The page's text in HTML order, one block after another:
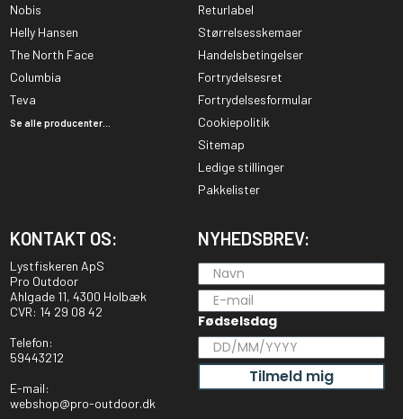
Nobis
Helly Hansen
The North Face
Columbia
Teva
Se alle producenter...
Returlabel
Størrelsesskemaer
Handelsbetingelser
Fortrydelsesret
Fortrydelsesformular
Cookiepolitik
Sitemap
Ledige stillinger
Pakkelister
KONTAKT OS:
Lystfiskeren ApS
Pro Outdoor
Ahlgade 11, 4300 Holbæk
CVR: 14 29 08 42
Telefon:
59443212
E-mail:
webshop@pro-outdoor.dk
NYHEDSBREV:
Fødselsdag
Tilmeld mig